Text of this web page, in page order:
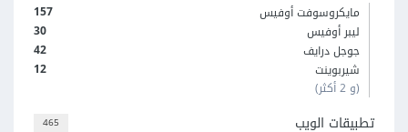
157
مايكروسوفت أوفيس
30
ليبر أوفيس
42
جوجل درايف
12
شيربوينت
(و 2 أكثر)
465 تطبيقات الويب